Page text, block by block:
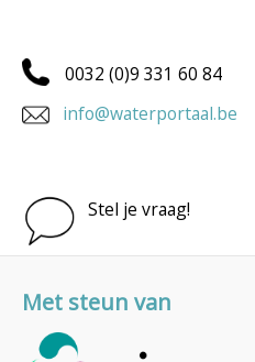
0032 (0)9 331 60 84
info@waterportaal.be
Stel je vraag!
Met steun van